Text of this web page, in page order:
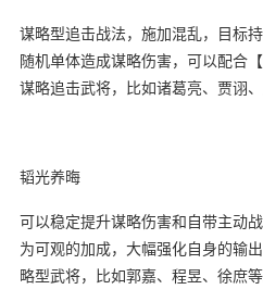
谋略型追击战法，施加混乱，目标
随机单体造成谋略伤害，可以配合
谋略追击武将，比如诸葛亮、贾诩、
韬光养晦
可以稳定提升谋略伤害和自带主动
为可观的加成，大幅强化自身的输
略型武将，比如郭嘉、程昱、徐庶等